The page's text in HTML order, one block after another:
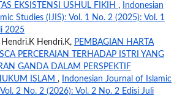
EKSISTENSI USHUL FIKIH ,
Indonesian
Studies (IJIS): Vol. 1 No. 2 (2025): Vol. 1
2025
Hendri.K, PEMBAGIAN HARTA
PERCERAIAN TERHADAP ISTRI YANG
GANDA DALAM PERSPEKTIF
ISLAM ,
Indonesian Journal of Islamic
2 No. 2 (2026): Vol. 2 No. 2 Edisi Juli